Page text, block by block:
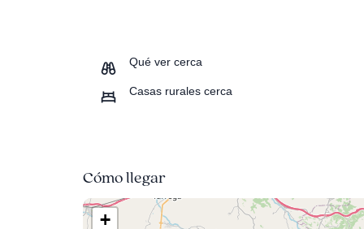
Qué ver cerca
Casas rurales cerca
Cómo llegar
+